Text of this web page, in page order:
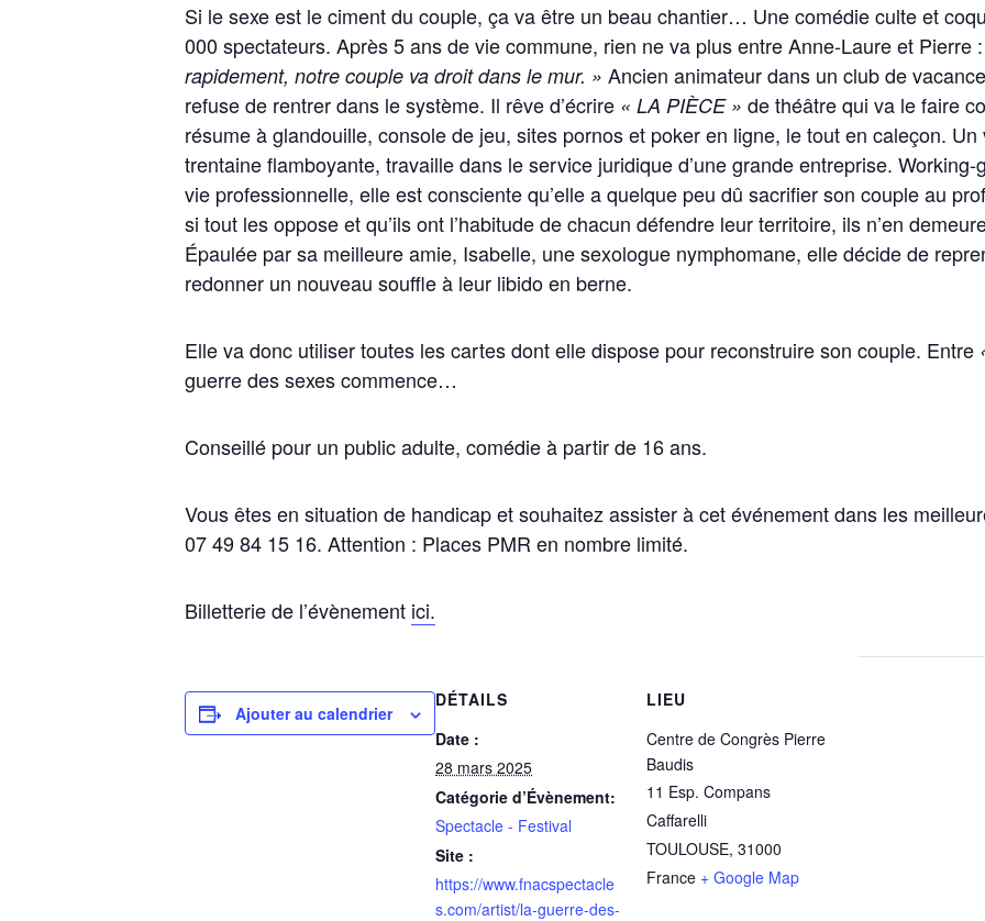
Si le sexe est le ciment du couple, ça va être un beau chantier… Une comédie culte et
000 spectateurs. Après 5 ans de vie commune, rien ne va plus entre Anne-Laure et Pierre :
rapidement, notre couple va droit dans le mur. » Ancien animateur dans un club de
refuse de rentrer dans le système. Il rêve d’écrire « LA PIÈCE » de théâtre qui va le faire
résume à glandouille, console de jeu, sites pornos et poker en ligne, le tout en caleçon.
trentaine flamboyante, travaille dans le service juridique d’une grande entreprise.
vie professionnelle, elle est consciente qu’elle a quelque peu dû sacrifier son couple au
si tout les oppose et qu’ils ont l’habitude de chacun défendre leur territoire, ils n’en
Épaulée par sa meilleure amie, Isabelle, une sexologue nymphomane, elle décide de
redonner un nouveau souffle à leur libido en berne.
Elle va donc utiliser toutes les cartes dont elle dispose pour reconstruire son couple. Entre
guerre des sexes commence…
Conseillé pour un public adulte, comédie à partir de 16 ans.
Vous êtes en situation de handicap et souhaitez assister à cet événement dans les
07 49 84 15 16. Attention : Places PMR en nombre limité.
Billetterie de l’évènement ici.
Ajouter au calendrier
DÉTAILS
Date :
28 mars 2025
Catégorie d’Évènement:
Spectacle - Festival
Site :
https://www.fnacspectacle
s.com/artist/la-guerre-des-
LIEU
Centre de Congrès Pierre
Baudis
11 Esp. Compans
Caffarelli
TOULOUSE, 31000
France + Google Map